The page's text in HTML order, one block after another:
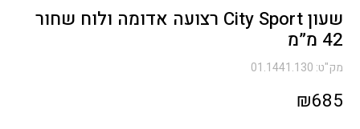
שעון City Sport רצועה אדומה ולוח שחור
42 מ”מ
מק"ט: 01.1441.130
₪685